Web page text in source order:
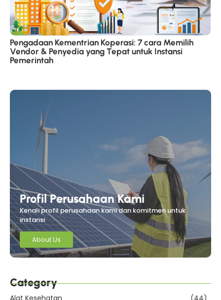
Pengadaan Kementrian Koperasi: 7 cara Memilih
Vendor & Penyedia yang Tepat untuk Instansi
Pemerintah
Profil Perusahaan Kami
Kenali profil perusahaan kami dan komitmen untuk
instansi
About Us
Category
Alat Kesehatan (44)